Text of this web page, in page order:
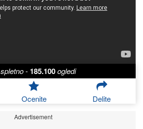
spletno- 185.100ogledi
Ocenite Delite
Advertisement